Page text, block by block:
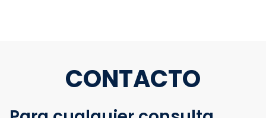
CONTACTO